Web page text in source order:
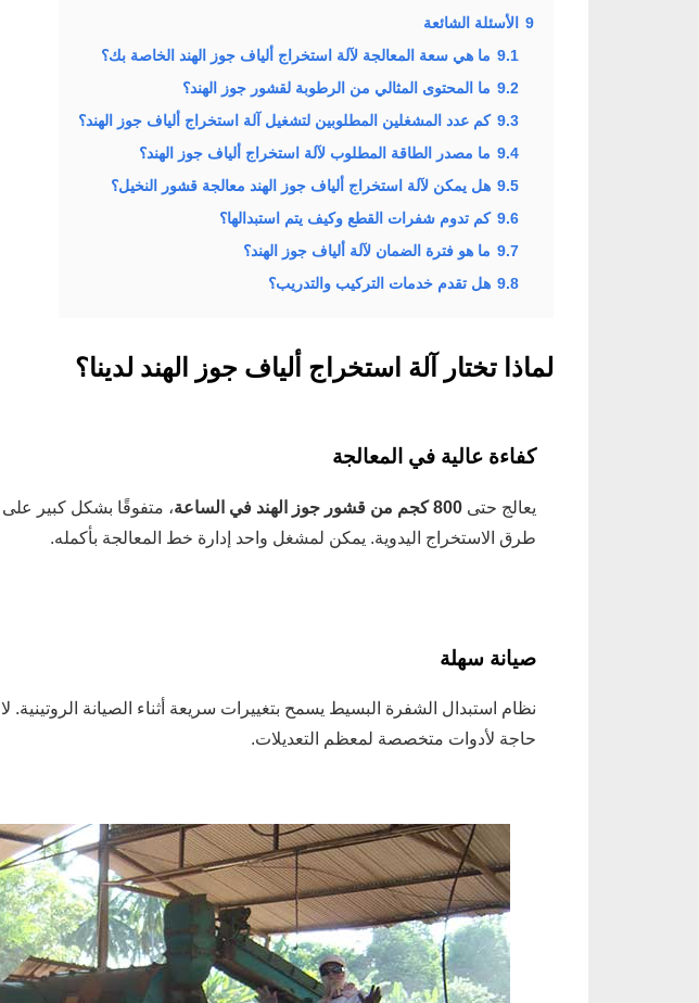
9 الأسئلة الشائعة
9.1 ما هي سعة المعالجة لآلة استخراج ألياف جوز الهند الخاصة بك؟
9.2 ما المحتوى المثالي من الرطوبة لقشور جوز الهند؟
9.3 كم عدد المشغلين المطلوبين لتشغيل آلة استخراج ألياف جوز الهند؟
9.4 ما مصدر الطاقة المطلوب لآلة استخراج ألياف جوز الهند؟
9.5 هل يمكن لآلة استخراج ألياف جوز الهند معالجة قشور النخيل؟
9.6 كم تدوم شفرات القطع وكيف يتم استبدالها؟
9.7 ما هو فترة الضمان لآلة ألياف جوز الهند؟
9.8 هل تقدم خدمات التركيب والتدريب؟
لماذا تختار آلة استخراج ألياف جوز الهند لدينا؟
كفاءة عالية في المعالجة
يعالج حتى 800 كجم من قشور جوز الهند في الساعة
، متفوقًا بشكل كبير على
طرق الاستخراج اليدوية. يمكن لمشغل واحد إدارة خط المعالجة بأكمله.
صيانة سهلة
نظام استبدال الشفرة البسيط يسمح بتغييرات سريعة أثناء الصيانة الروتينية. لا
حاجة لأدوات متخصصة لمعظم التعديلات.